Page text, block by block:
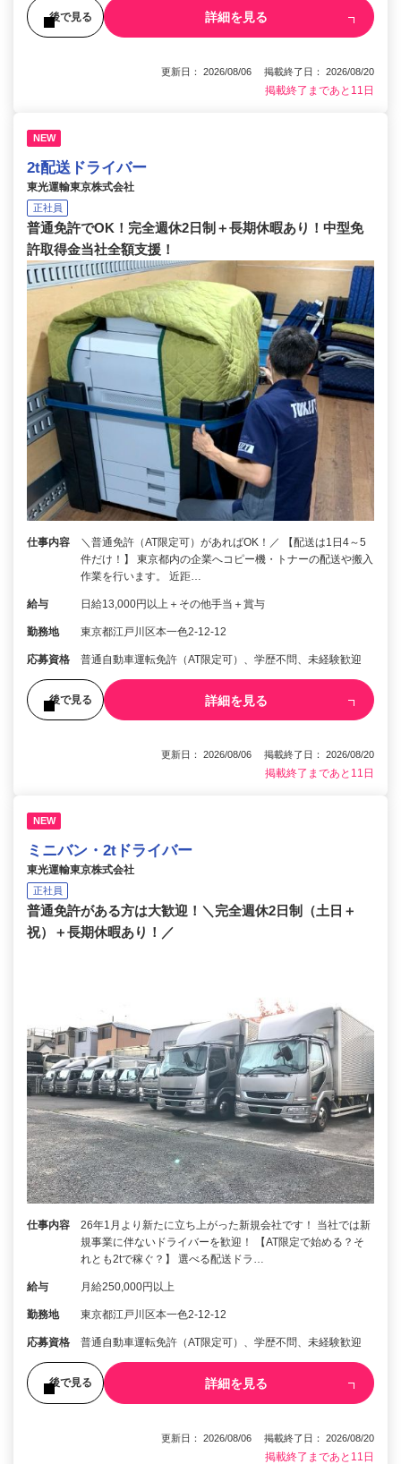
後で見る 詳細を見る
更新日： 2026/08/06 掲載終了日： 2026/08/20
掲載終了まであと11日
NEW
2t配送ドライバー
東光運輸東京株式会社
正社員
普通免許でOK！完全週休2日制＋長期休暇あり！中型免
許取得金当社全額支援！
仕事内容
＼普通免許（AT限定可）があればOK！／ 【配送は1日4～5
件だけ！】 東京都内の企業へコピー機・トナーの配送や搬入
作業を行います。 近距…
給与 日給13,000円以上＋その他手当＋賞与
勤務地 東京都江戸川区本一色2-12-12
応募資格 普通自動車運転免許（AT限定可）、学歴不問、未経験歓迎
後で見る 詳細を見る
更新日： 2026/08/06 掲載終了日： 2026/08/20
掲載終了まであと11日
NEW
ミニバン・2tドライバー
東光運輸東京株式会社
正社員
普通免許がある方は大歓迎！＼完全週休2日制（土日＋
祝）＋長期休暇あり！／
仕事内容
26年1月より新たに立ち上がった新規会社です！ 当社では新
規事業に伴ないドライバーを歓迎！ 【AT限定で始める？そ
れとも2tで稼ぐ？】 選べる配送ドラ…
給与 月給250,000円以上
勤務地 東京都江戸川区本一色2-12-12
応募資格 普通自動車運転免許（AT限定可）、学歴不問、未経験歓迎
後で見る 詳細を見る
更新日： 2026/08/06 掲載終了日： 2026/08/20
掲載終了まであと11日